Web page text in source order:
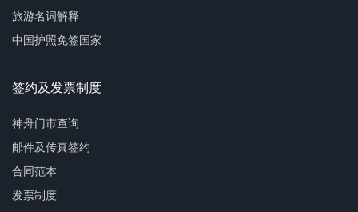
旅游名词解释
中国护照免签国家
签约及发票制度
神舟门市查询
邮件及传真签约
合同范本
发票制度